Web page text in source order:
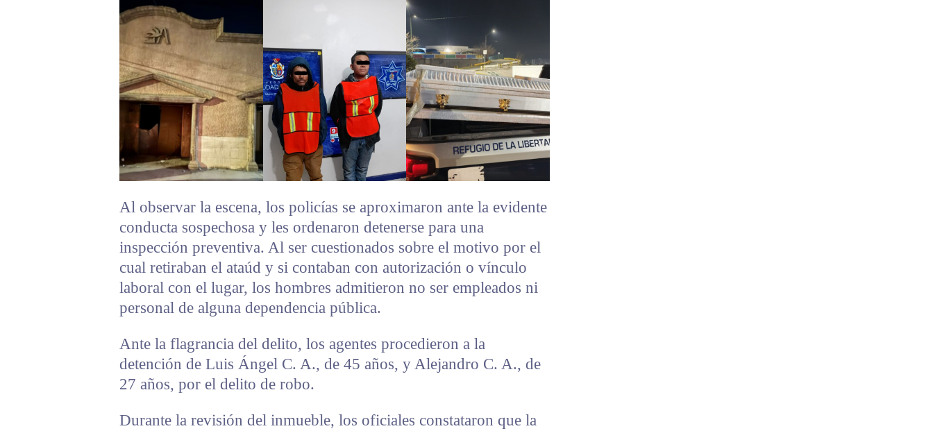
Al observar la escena, los policías se aproximaron ante la evidente
conducta sospechosa y les ordenaron detenerse para una
inspección preventiva. Al ser cuestionados sobre el motivo por el
cual retiraban el ataúd y si contaban con autorización o vínculo
laboral con el lugar, los hombres admitieron no ser empleados ni
personal de alguna dependencia pública.
Ante la flagrancia del delito, los agentes procedieron a la
detención de Luis Ángel C. A., de 45 años, y Alejandro C. A., de
27 años, por el delito de robo.
Durante la revisión del inmueble, los oficiales constataron que la